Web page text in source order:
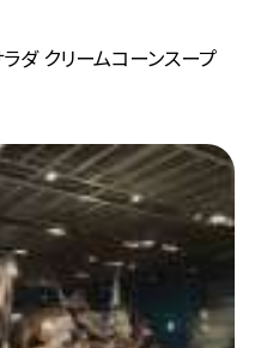
ダ クリームコーンスープ